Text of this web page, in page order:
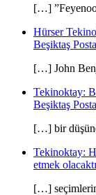
[…]
Hürser
Beşiktaş
[…] John
Tekinoktay:
Beşiktaş
[…] bir
Tekinoktay:
etmek
[…]